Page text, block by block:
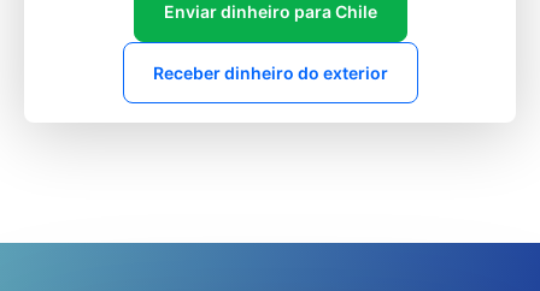
Enviar dinheiro para Chile
Receber dinheiro do exterior